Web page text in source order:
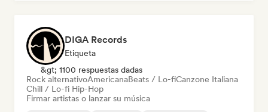
DIGA Records
Etiqueta
&gt; 1100 respuestas dadas
Rock alternativoAmericanaBeats / Lo-fiCanzone Italiana
Chill / Lo-fi Hip-Hop
Firmar artistas o lanzar su música